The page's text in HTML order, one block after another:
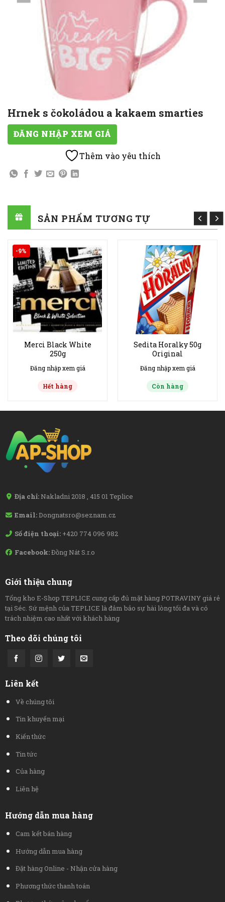
Hrnek s čokoládou a kakaem smarties
ĐĂNG NHẬP XEM GIÁ
Thêm vào yêu thích
SẢN PHẨM TƯƠNG TỰ
-9%
Merci Black White
250g
Đăng nhập xem giá
Hết hàng
Sedita Horalky 50g
Original
Đăng nhập xem giá
Còn hàng
Địa chỉ: Nakladni 2018 , 415 01 Teplice
Email:Dongnatsro@seznam.cz
Số điện thoại: +420 774 096 982
Facebook:Đồng Nát S.r.o
Giới thiệu chung
Tổng kho E-Shop TEPLICE cung cấp đủ mặt hàng POTRAVINY giá rẻ
tại Séc. Sứ mệnh của TEPLICE là đảm bảo sự hài lòng tối đa và có
trách nhiệm cao nhất với khách hàng
Theo dõi chúng tôi
Liên kết
Về chúng tôi
Tin khuyến mại
Kiến thức
Tin tức
Của hàng
Liên hệ
Hướng dẫn mua hàng
Cam kết bán hàng
Hướng dẫn mua hàng
Đặt hàng Online - Nhận cửa hàng
Phương thức thanh toán